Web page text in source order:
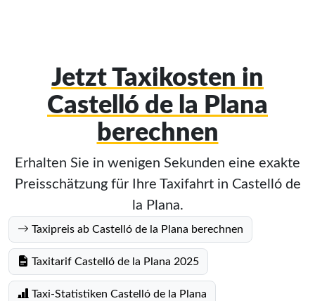
Jetzt Taxikosten in
Castelló de la Plana
berechnen
Erhalten Sie in wenigen Sekunden eine exakte
Preisschätzung für Ihre Taxifahrt in Castelló de
la Plana.
Taxipreis ab Castelló de la Plana berechnen
Taxitarif Castelló de la Plana 2025
Taxi-Statistiken Castelló de la Plana